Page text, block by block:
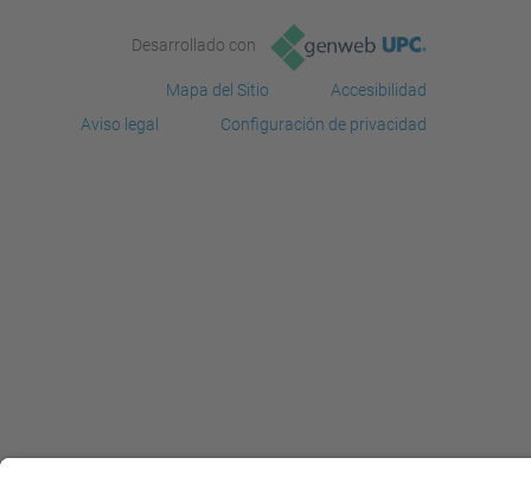
Desarrollado con
Mapa del Sitio
Accesibilidad
Aviso legal
Configuración de privacidad